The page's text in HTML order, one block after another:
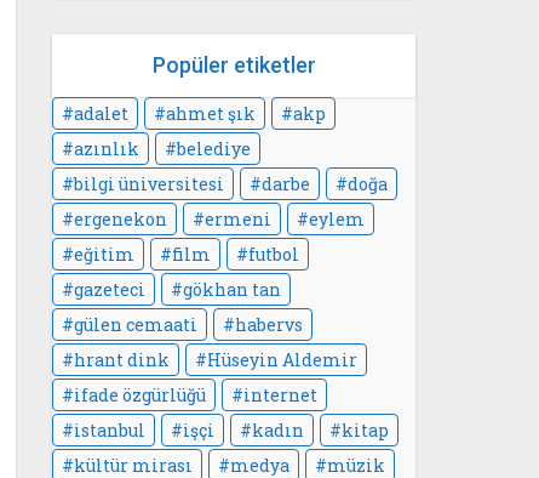
Popüler etiketler
adalet ahmet şık
akp
azınlık
belediye
bilgi üniversitesi
darbe
doğa
ergenekon
ermeni
eylem
eğitim
film
futbol
gazeteci
gökhan tan
gülen cemaati
habervs
hrant dink
Hüseyin Aldemir
ifade özgürlüğü
internet
istanbul
işçi kadın
kitap
kültür mirası
medya
müzik